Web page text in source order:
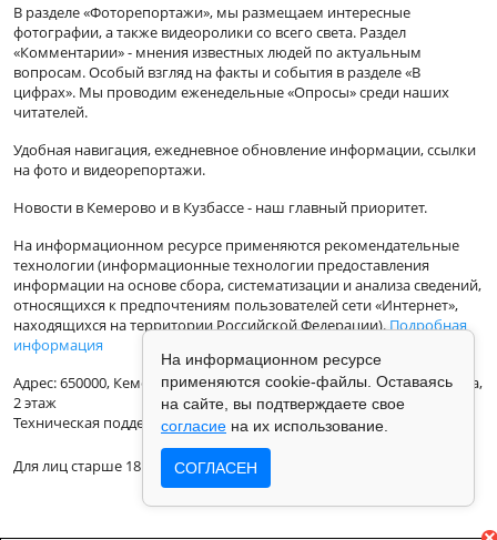
В разделе «Фоторепортажи», мы размещаем интересные
фотографии, а также видеоролики со всего света. Раздел
«Комментарии» - мнения известных людей по актуальным
вопросам. Особый взгляд на факты и события в разделе «В
цифрах». Мы проводим еженедельные «Опросы» среди наших
читателей.
Удобная навигация, ежедневное обновление информации, ссылки
на фото и видеорепортажи.
Новости в Кемерово и в Кузбассе - наш главный приоритет.
На информационном ресурсе применяются рекомендательные
технологии (информационные технологии предоставления
информации на основе сбора, систематизации и анализа сведений,
относящихся к предпочтениям пользователей сети «Интернет»,
находящихся на территории Российской Федерации).Подробная
информация
Адрес: 650000, Кемеровская Область, г.Кемерово, ул.Кузбасская 33а,
2 этаж
Техническая поддержка: support@vse42.ru
Для лиц старше 18 лет.
На информационном ресурсе
применяются cookie-файлы. Оставаясь
на сайте, вы подтверждаете свое
согласие на их использование.
СОГЛАСЕН